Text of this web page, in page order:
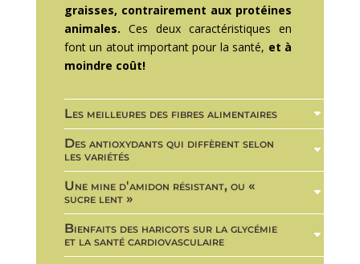
graisses, contrairement aux protéines
animales. Ces deux caractéristiques en
font un atout important pour la santé, et à
moindre coût!
Les meilleures des fibres alimentaires
Des antioxydants qui diffèrent selon
les variétés
Une mine d'amidon résistant, ou «
sucre lent »
Bienfaits des haricots sur la glycémie
et la santé cardiovasculaire